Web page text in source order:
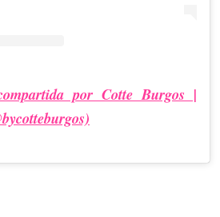
por Cotte Burgos |